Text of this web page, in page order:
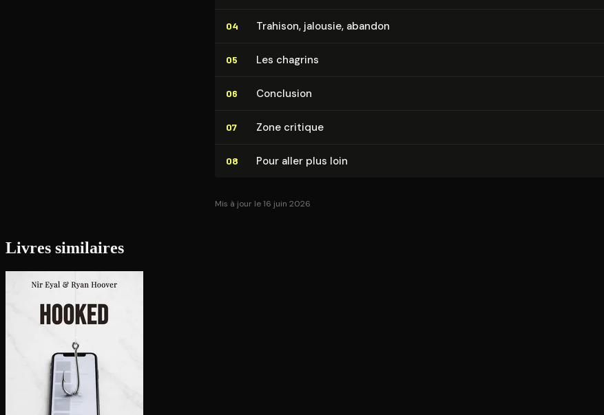
04 Trahison, jalousie, abandon
05 Les chagrins
06 Conclusion
07 Zone critique
08 Pour aller plus loin
Mis à jour le 16 juin 2026
Livres similaires